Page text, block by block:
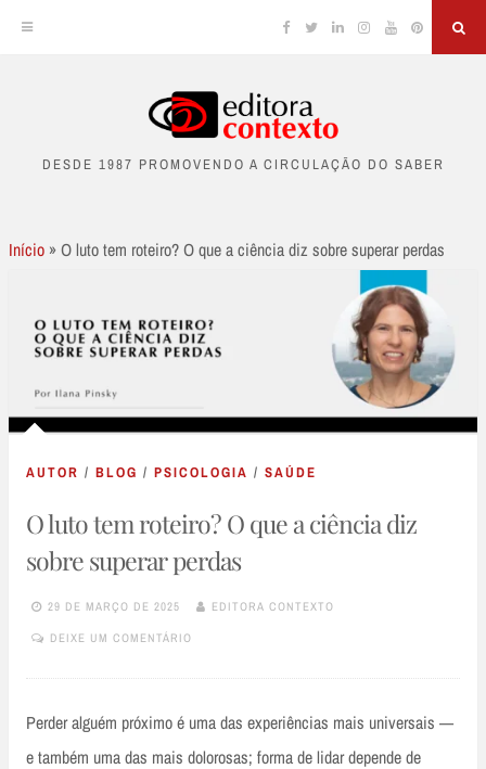
content
Facebook
TwitterLinkedinInstagram
YouTubePinterest
DESDE 1987 PROMOVENDO A CIRCULAÇÃO DO SABER
Início »O luto tem roteiro? O que a ciência diz sobre superar perdas
AUTOR / BLOG / PSICOLOGIA / SAÚDE
O luto tem roteiro? O que a ciência diz
sobre superar perdas
29 DE MARÇO DE 2025 EDITORA CONTEXTO
DEIXE UM COMENTÁRIO
Perder alguém próximo é uma das experiências mais universais —
e também uma das mais dolorosas; forma de lidar depende de